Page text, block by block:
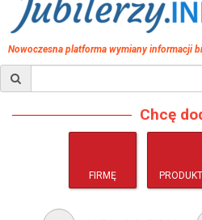
Nowoczesna platforma wymiany informacji
Chcę
FIRMĘ PRODUKT